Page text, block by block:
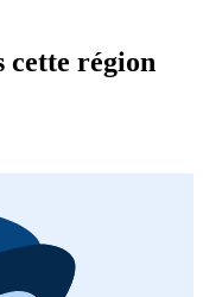
cette région